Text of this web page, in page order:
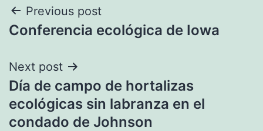
Navegación
de
entradas
Previous post
Conferencia ecológica de Iowa
Next post
Día de campo de hortalizas
ecológicas sin labranza en el
condado de Johnson